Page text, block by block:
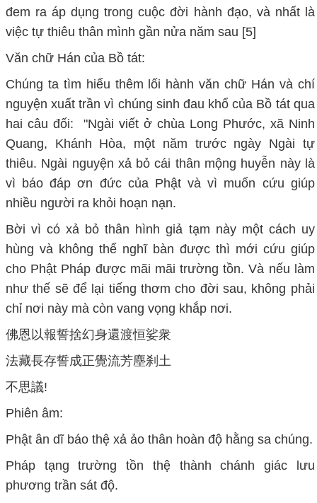
đem ra áp dụng trong cuộc đời hành đạo, và nhất là
việc tự thiêu thân mình gần nửa năm sau [5]
Văn chữ Hán của Bồ tát:
Chúng ta tìm hiểu thêm lối hành văn chữ Hán và chí
nguyện xuất trần vì chúng sinh đau khổ của Bồ tát qua
hai câu đối: "Ngài viết ở chùa Long Phước, xã Ninh
Quang, Khánh Hòa, một năm trước ngày Ngài tự
thiêu. Ngài nguyện xả bỏ cái thân mộng huyễn này là
vì báo đáp ơn đức của Phật và vì muốn cứu giúp
nhiều người ra khỏi hoạn nạn.
Bời vì có xả bỏ thân hình giả tạm này một cách uy
hùng và không thể nghĩ bàn được thì mới cứu giúp
cho Phật Pháp được mãi mãi trường tồn. Và nếu làm
như thế sẽ để lại tiếng thơm cho đời sau, không phải
chỉ nơi này mà còn vang vọng khắp nơi.
佛恩以報誓捨幻身還渡恒娑衆
法藏長存誓成正覺流芳塵刹土
不思議!
Phiên âm:
Phật ân dĩ báo thệ xả ảo thân hoàn độ hằng sa chúng.
Pháp tạng trường tồn thệ thành chánh giác lưu
phương trần sát độ.